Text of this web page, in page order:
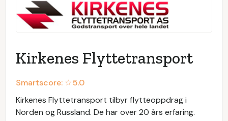
Kirkenes Flyttetransport
Smartscore: ☆5.0
Kirkenes Flyttetransport tilbyr flytteoppdrag i
Norden og Russland. De har over 20 års erfaring.